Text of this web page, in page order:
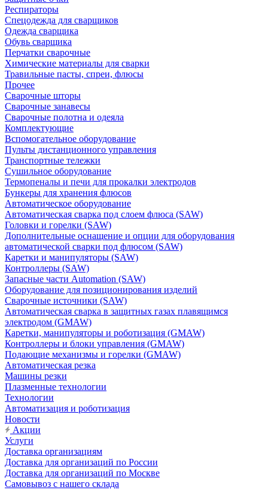
Респираторы
Спецодежда для сварщиков
Одежда сварщика
Обувь сварщика
Перчатки сварочные
Химические материалы для сварки
Травильные пасты, спреи, флюсы
Прочее
Сварочные шторы
Сварочные занавесы
Сварочные полотна и одеяла
Комплектующие
Вспомогательное оборудование
Пульты дистанционного управления
Транспортные тележки
Сушильное оборудование
Термопеналы и печи для прокалки электродов
Бункеры для хранения флюсов
Автоматическое оборудование
Автоматическая сварка под слоем флюса (SAW)
Головки и горелки (SAW)
Дополнительные оснащение и опции для оборудования
автоматической сварки под флюсом (SAW)
Каретки и манипуляторы (SAW)
Контроллеры (SAW)
Запасные части Automation (SAW)
Оборудование для позиционирования изделий
Сварочные источники (SAW)
Автоматическая сварка в защитных газах плавящимся
электродом (GMAW)
Каретки, манипуляторы и роботизация (GMAW)
Контроллеры и блоки управления (GMAW)
Подающие механизмы и горелки (GMAW)
Автоматическая резка
Машины резки
Плазменные технологии
Технологии
Автоматизация и роботизация
Новости
Акции
Услуги
Доставка организациям
Доставка для организаций по России
Доставка для организаций по Москве
Самовывоз с нашего склада